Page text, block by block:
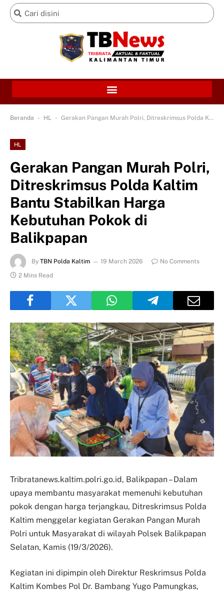
Beranda - HL - Gerakan Pangan Murah Polri, Ditreskrimsus Polda Kaltim Bantu Stabilkan Harga Kebutuhan Pokok di Balikpapan
HL
Gerakan Pangan Murah Polri,
Ditreskrimsus Polda Kaltim
Bantu Stabilkan Harga
Kebutuhan Pokok di
Balikpapan
By TBN Polda Kaltim 19 March 2026
No Comments
2 Mins Read
Tribratanews.kaltim.polri.go.id, Balikpapan – Dalam
upaya membantu masyarakat memenuhi kebutuhan
pokok dengan harga terjangkau, Ditreskrimsus Polda
Kaltim menggelar kegiatan Gerakan Pangan Murah
Polri untuk Masyarakat di wilayah Polsek Balikpapan
Selatan, Kamis (19/3/2026).
Kegiatan ini dipimpin oleh Direktur Reskrimsus Polda
Kaltim Kombes Pol Dr. Bambang Yugo Pamungkas,